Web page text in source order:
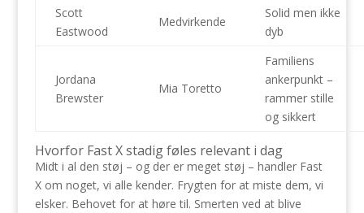
Scott
Eastwood
Medvirkende
Solid men ikke
dyb
Jordana
Brewster
Mia Toretto
Familiens
ankerpunkt –
rammer stille
og sikkert
Hvorfor Fast X stadig føles relevant i dag
Midt i al den støj – og der er meget støj – handler Fast
X om noget, vi alle kender. Frygten for at miste dem, vi
elsker. Behovet for at høre til. Smerten ved at blive